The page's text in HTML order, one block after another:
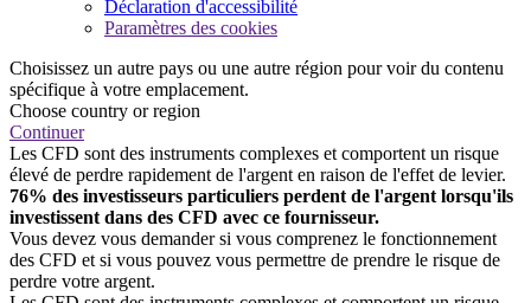
Déclaration d'accessibilité
Paramètres des cookies
Choisissez un autre pays ou une autre région pour voir du contenu
spécifique à votre emplacement.
Choose country or region
Continuer
Les CFD sont des instruments complexes et comportent un risque
élevé de perdre rapidement de l'argent en raison de l'effet de levier.
76% des investisseurs particuliers perdent de l'argent lorsqu'ils
investissent dans des CFD avec ce fournisseur.
Vous devez vous demander si vous comprenez le fonctionnement
des CFD et si vous pouvez vous permettre de prendre le risque de
perdre votre argent.